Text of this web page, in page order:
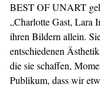
BEST OF UNART
„Charlotte Gast, Lara
ihren Bildern allein.
entschiedenen
die sie schaffen,
Publikum, dass wir